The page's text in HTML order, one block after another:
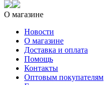
О магазине
Новости
О магазине
Доставка и оплата
Помощь
Контакты
Оптовым покупателям